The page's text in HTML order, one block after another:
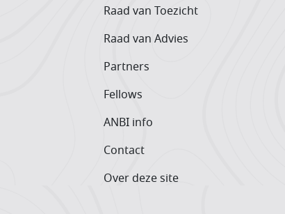
Raad van Toezicht
Raad van Advies
Partners
Fellows
ANBI info
Contact
Over deze site